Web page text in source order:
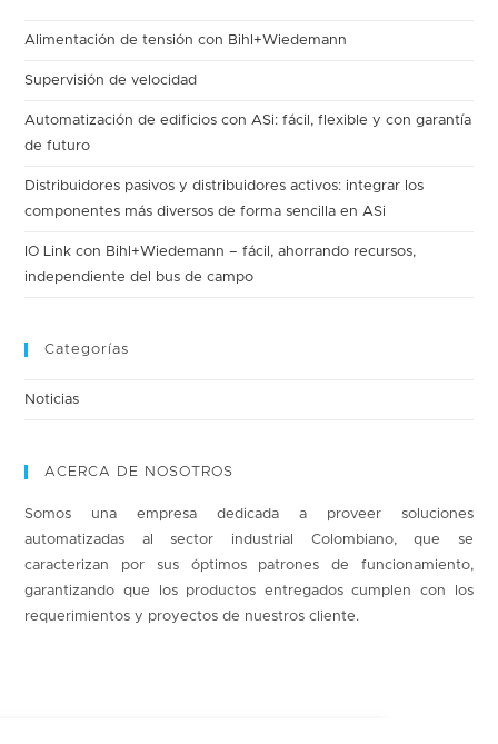
Alimentación de tensión con Bihl+Wiedemann
Supervisión de velocidad
Automatización de edificios con ASi: fácil, flexible y con garantía
de futuro
Distribuidores pasivos y distribuidores activos: integrar los
componentes más diversos de forma sencilla en ASi
IO Link con Bihl+Wiedemann – fácil, ahorrando recursos,
independiente del bus de campo
Categorías
Noticias
ACERCA DE NOSOTROS
Somos una empresa dedicada a proveer soluciones
automatizadas al sector industrial Colombiano, que se
caracterizan por sus óptimos patrones de funcionamiento,
garantizando que los productos entregados cumplen con los
requerimientos y proyectos de nuestros cliente.